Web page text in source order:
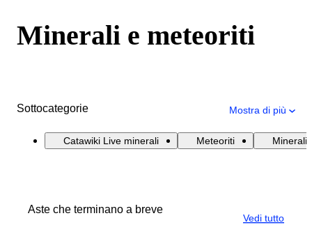
Minerali e meteoriti
Sottocategorie Mostra di più
Catawiki Live minerali Meteoriti Minerali
Aste che terminano a breve
Vedi tutto